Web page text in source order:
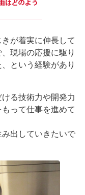
が着実に伸長して
現場の応援に駆り
という経験があり
る技術力や開発力
って仕事を進めて
出していきたいで